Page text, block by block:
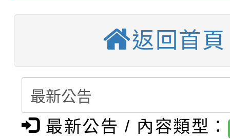
結果(第2招)
9月16日本府B2大禮堂
1次會員大會暨第7屆
函轉運動部全民運動署
推動社區運動俱樂部營
計畫」1 份，請踴躍報
權責核予出席人員公(
【甄選結果(第11招)】
學年度第1學期第7次代
結果(第11招)
【甄選結果(第3招)】
學年度第1學期第9次代
結果(第3招)
桃園市家庭教育中心「
程資訊」、「暑期親子
「校園短影音徵選活動
返回首頁
最新公告 / 內容類型：